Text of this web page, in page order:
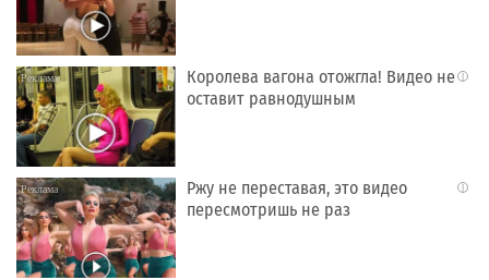
i
Королева вагона отожгла! Видео не
оставит равнодушным
i
Ржу не переставая, это видео
пересмотришь не раз